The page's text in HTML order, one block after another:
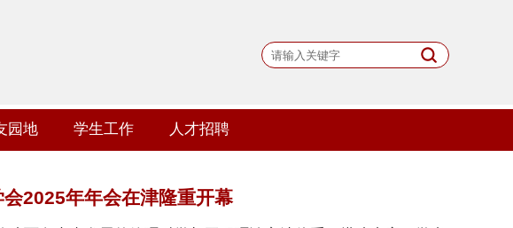
园地 学生工作 人才招聘
2025年年会在津隆重开幕